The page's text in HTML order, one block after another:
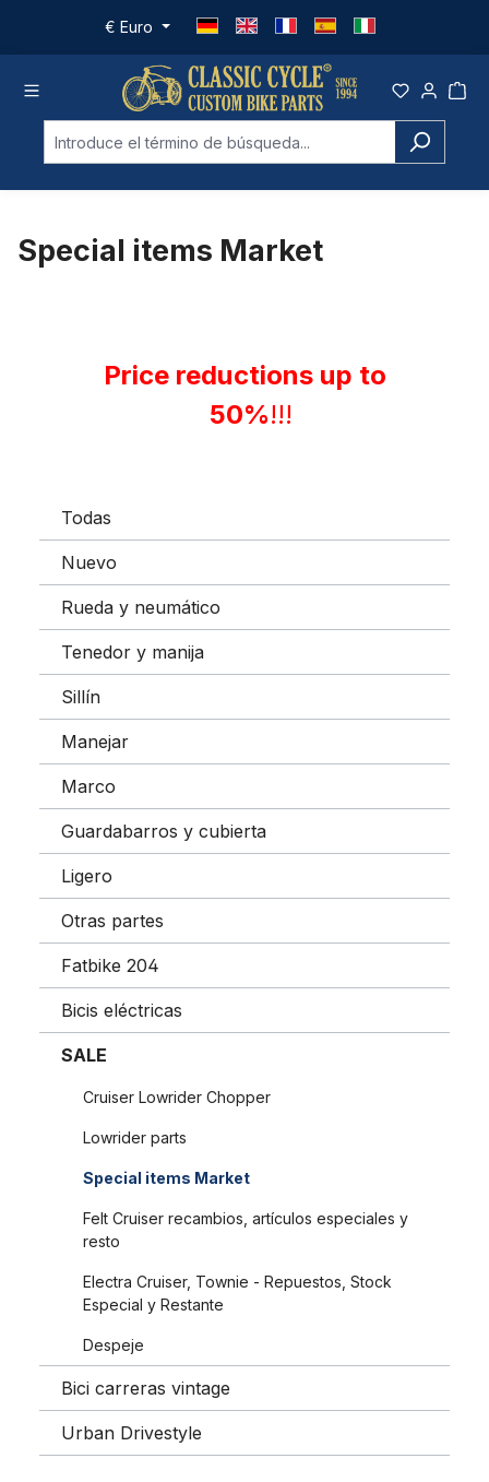
Saltar al contenido principal
€ Euro
Special items Market
Price reductions up to
50%!!!
Todas
Nuevo
Rueda y neumático
Tenedor y manija
Sillín
Manejar
Marco
Guardabarros y cubierta
Ligero
Otras partes
Fatbike 204
Bicis eléctricas
SALE
Cruiser Lowrider Chopper
Lowrider parts
Special items Market
Felt Cruiser recambios, artículos especiales y
resto
Electra Cruiser, Townie - Repuestos, Stock
Especial y Restante
Despeje
Bici carreras vintage
Urban Drivestyle